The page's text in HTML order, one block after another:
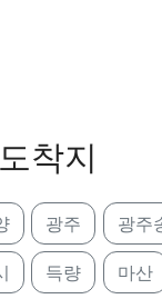
착지
광주 광주
득량 마산